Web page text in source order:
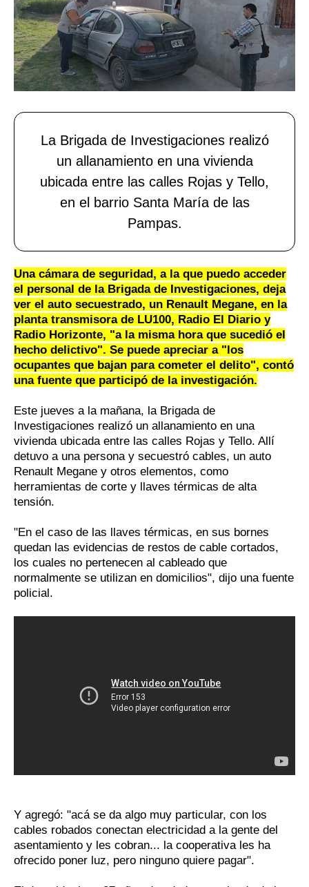
La Brigada de Investigaciones realizó
un allanamiento en una vivienda
ubicada entre las calles Rojas y Tello,
en el barrio Santa María de las
Pampas.
Una cámara de seguridad, a la que puedo acceder
el personal de la Brigada de Investigaciones, deja
ver el auto secuestrado, un Renault Megane, en la
planta transmisora de LU100, Radio El Diario y
Radio Horizonte, "a la misma hora que sucedió el
hecho delictivo". Se puede apreciar a "los
ocupantes que bajan para cometer el delito", contó
una fuente que participó de la investigación.
Este jueves a la mañana, la Brigada de
Investigaciones realizó un allanamiento en una
vivienda ubicada entre las calles Rojas y Tello. Allí
detuvo a una persona y secuestró cables, un auto
Renault Megane y otros elementos, como
herramientas de corte y llaves térmicas de alta
tensión.
"En el caso de las llaves térmicas, en sus bornes
quedan las evidencias de restos de cable cortados,
los cuales no pertenecen al cableado que
normalmente se utilizan en domicilios", dijo una fuente
policial.
Y agregó: "acá se da algo muy particular, con los
cables robados conectan electricidad a la gente del
asentamiento y les cobran... la cooperativa les ha
ofrecido poner luz, pero ninguno quiere pagar".